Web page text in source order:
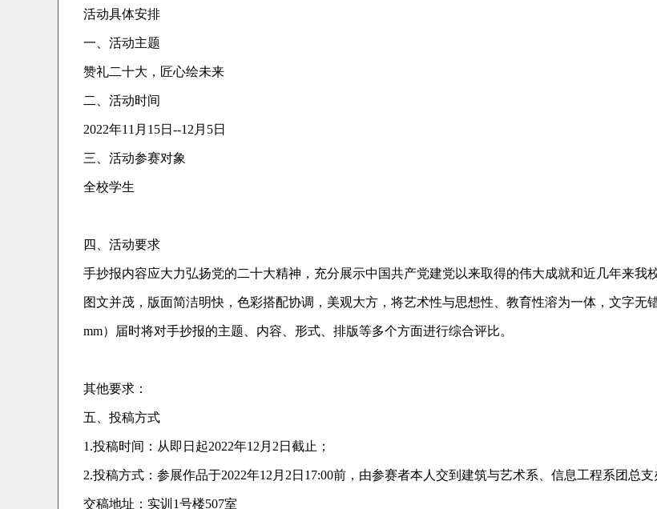
活动具体安排
一、活动主题
赞礼二十大，匠心绘未来
二、活动时间
2022年11月15日--12月5日
三、活动参赛对象
全校学生
四、活动要求
手抄报内容应大力弘扬党的二十大精神，充分展示中国共产党建党以来取得的伟大成就和近几年来我
图文并茂，版面简洁明快，色彩搭配协调，美观大方，将艺术性与思想性、教育性溶为一体，文字无
mm）届时将对手抄报的主题、内容、形式、排版等多个方面进行综合评比。
其他要求：
五、投稿方式
1.投稿时间：从即日起2022年12月2日截止；
2.投稿方式：参展作品于2022年12月2日17:00前，由参赛者本人交到建筑与艺术系、信息工程系团总支
交稿地址：实训1号楼507室